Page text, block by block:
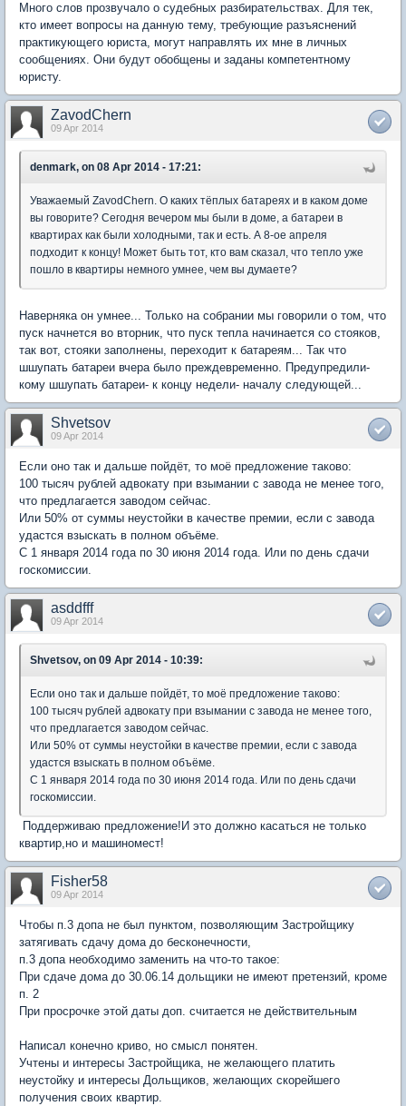
Много слов прозвучало о судебных разбирательствах. Для тек,
кто имеет вопросы на данную тему, требующие разъяснений
практикующего юриста, могут направлять их мне в личных
сообщениях. Они будут обобщены и заданы компетентному
юристу.
ZavodChern
09 Apr 2014
denmark, on 08 Apr 2014 - 17:21:
Уважаемый ZavodChern. О каких тёплых батареях и в каком доме
вы говорите? Сегодня вечером мы были в доме, а батареи в
квартирах как были холодными, так и есть. А 8-ое апреля
подходит к концу! Может быть тот, кто вам сказал, что тепло уже
пошло в квартиры немного умнее, чем вы думаете?
Наверняка он умнее... Только на собрании мы говорили о том, что
пуск начнется во вторник, что пуск тепла начинается со стояков,
так вот, стояки заполнены, переходит к батареям... Так что
шшупать батареи вчера было преждевременно. Предупредили-
кому шшупать батареи- к концу недели- началу следующей...
Shvetsov
09 Apr 2014
Если оно так и дальше пойдёт, то моё предложение таково:
100 тысяч рублей адвокату при взымании с завода не менее того,
что предлагается заводом сейчас.
Или 50% от суммы неустойки в качестве премии, если с завода
удастся взыскать в полном объёме.
С 1 января 2014 года по 30 июня 2014 года. Или по день сдачи
госкомиссии.
asddfff
09 Apr 2014
Shvetsov, on 09 Apr 2014 - 10:39:
Если оно так и дальше пойдёт, то моё предложение таково:
100 тысяч рублей адвокату при взымании с завода не менее того,
что предлагается заводом сейчас.
Или 50% от суммы неустойки в качестве премии, если с завода
удастся взыскать в полном объёме.
С 1 января 2014 года по 30 июня 2014 года. Или по день сдачи
госкомиссии.
Поддерживаю предложение!И это должно касаться не только
квартир,но и машиномест!
Fisher58
09 Apr 2014
Чтобы п.3 допа не был пунктом, позволяющим Застройщику
затягивать сдачу дома до бесконечности,
п.3 допа необходимо заменить на что-то такое:
При сдаче дома до 30.06.14 дольщики не имеют претензий, кроме
п. 2
При просрочке этой даты доп. считается не действительным
Написал конечно криво, но смысл понятен.
Учтены и интересы Застройщика, не желающего платить
неустойку и интересы Дольщиков, желающих скорейшего
получения своих квартир.